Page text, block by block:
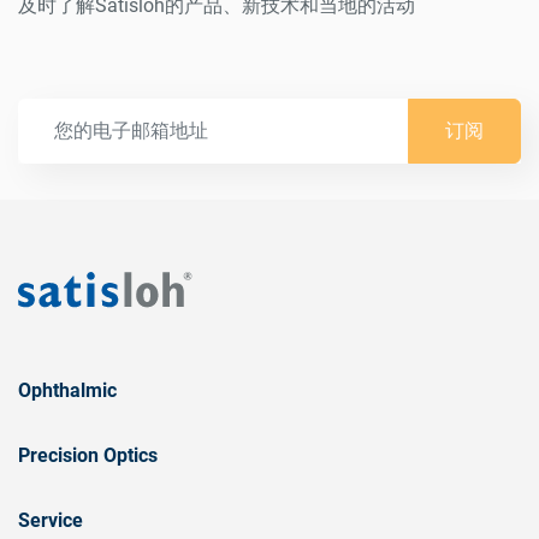
及时了解Satisloh的产品、新技术和当地的活动
订阅
Ophthalmic
Precision Optics
Service